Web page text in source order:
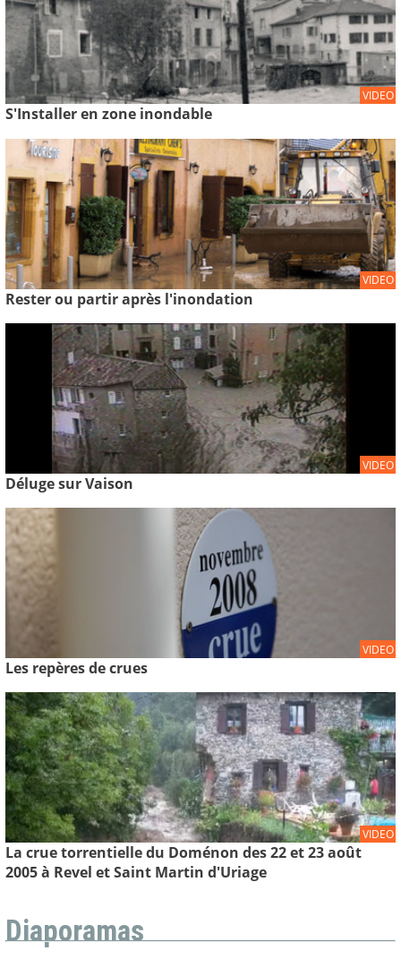
VIDEO
S'Installer en zone inondable
VIDEO
Rester ou partir après l'inondation
VIDEO
Déluge sur Vaison
VIDEO
Les repères de crues
VIDEO
La crue torrentielle du Doménon des 22 et 23 août
2005 à Revel et Saint Martin d'Uriage
Diaporamas